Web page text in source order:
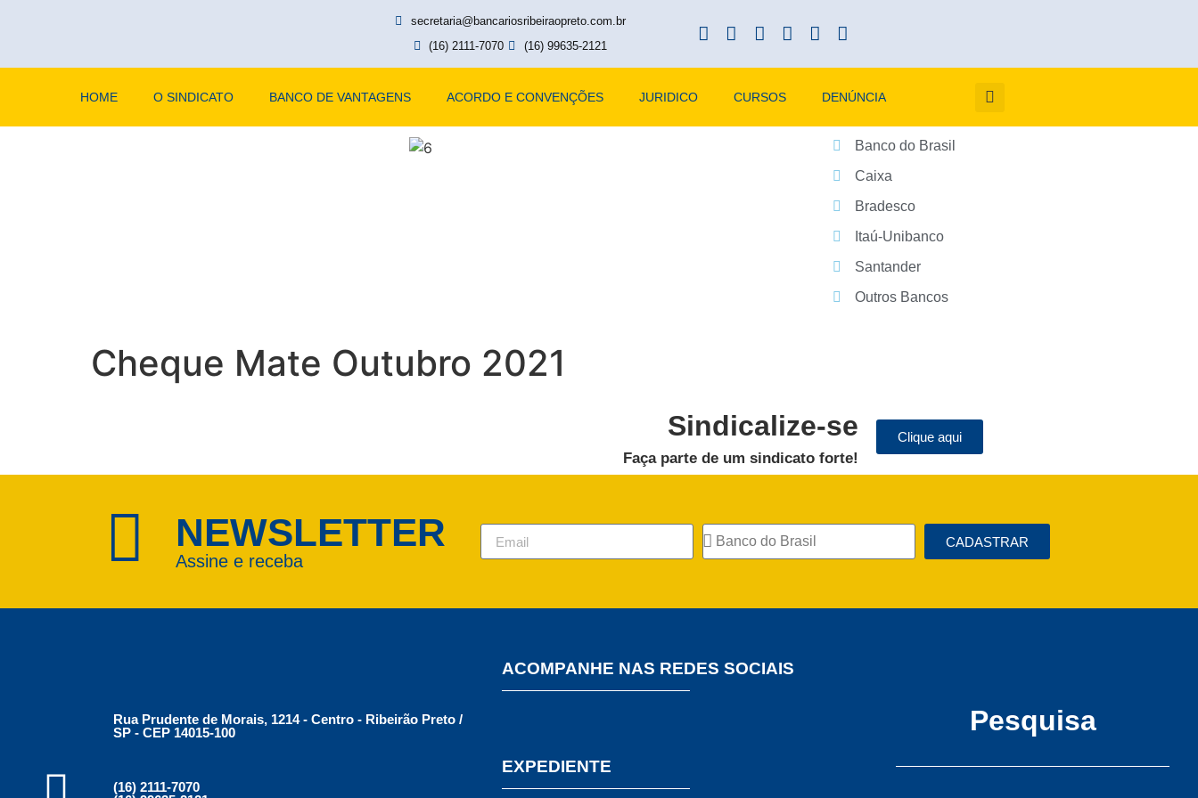
secretaria@bancariosribeiraopreto.com.br
(16) 2111-7070
(16) 99635-2121
HOME O SINDICATO BANCO DE VANTAGENS ACORDO E CONVENÇÕES JURIDICO CURSOS DENÚNCIA
Banco do Brasil
Caixa
Bradesco
Itaú-Unibanco
Santander
Outros Bancos
Cheque Mate Outubro 2021
Sindicalize-se
Faça parte de um sindicato forte!
Clique aqui
NEWSLETTER
Assine e receba
CADASTRAR
Rua Prudente de Morais, 1214 - Centro - Ribeirão Preto /
SP - CEP 14015-100
(16) 2111-7070
ACOMPANHE NAS REDES SOCIAIS
EXPEDIENTE
Pesquisa